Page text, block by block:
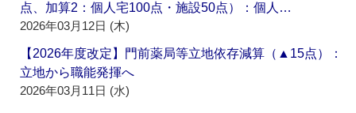
点、加算2：個人宅100点・施設50点）：個人…
2026年03月12日 (木)
【2026年度改定】門前薬局等立地依存減算（▲15点）：
立地から職能発揮へ
2026年03月11日 (水)